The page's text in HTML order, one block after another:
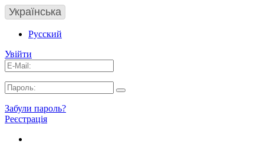
Українська
Русский
Увійти
Забули пароль?
Реєстрація